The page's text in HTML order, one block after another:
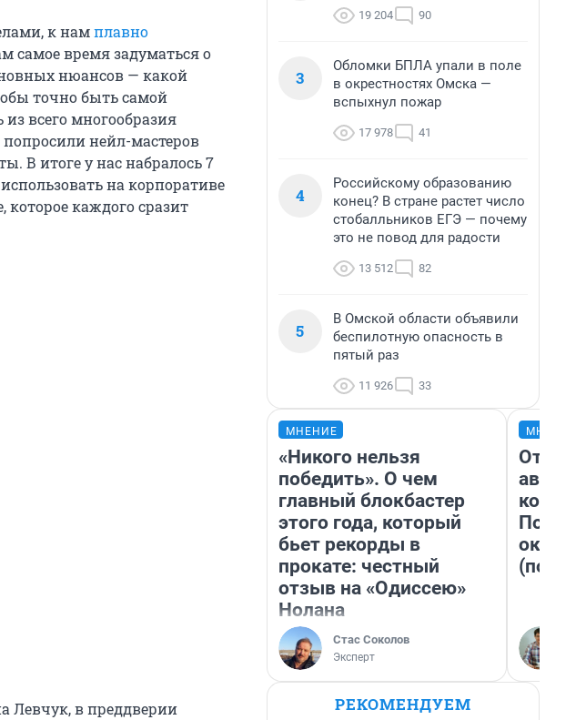
к намплавно
самое время задуматься о
нюансов — какой
точно быть самой
всего многообразия
нейл-мастеров
В итоге у нас набралось 7
на корпоративе
каждого сразит
Левчук, в преддверии
19 204 90
3
Обломки БПЛА упали в поле
в окрестностях Омска —
вспыхнул пожар
17 978 41
4
Российскому образованию
конец? В стране растет число
стобалльников ЕГЭ — почему
это не повод для радости
13 512 82
5
В Омской области объявили
беспилотную опасность в
пятый раз
11 926 33
МНЕНИЕ
«Никого нельзя
победить». О чем
главный блокбастер
этого года, который
бьет рекорды в
прокате: честный
отзыв на «Одиссею»
Нолана
Стас Соколов
Эксперт
От
РЕКОМЕНДУЕМ